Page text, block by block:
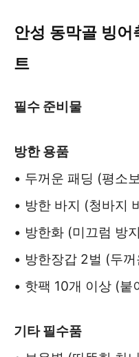
안성 동막골 빙
트
필수 준비물
방한 용품
• 두꺼운 패딩 (평소
• 방한 바지 (청바지
• 방한화 (미끄럼 방
• 방한장갑 2벌 (두
• 핫팩 10개 이상 (붙
기타 필수품